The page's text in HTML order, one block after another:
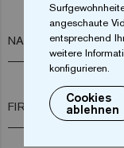
NACHNAME*
FIRMA*
angeschaute
entsprechend
weitere
konfigurieren.
Cookies
ablehnen